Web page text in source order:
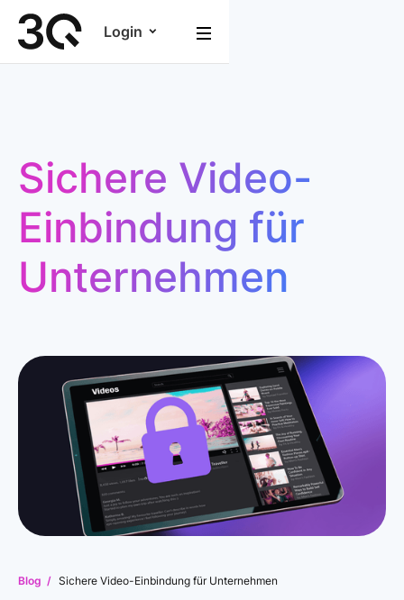
Login
Sichere Video-
Einbindung für
Unternehmen
Blog / Sichere Video-Einbindung für Unternehmen